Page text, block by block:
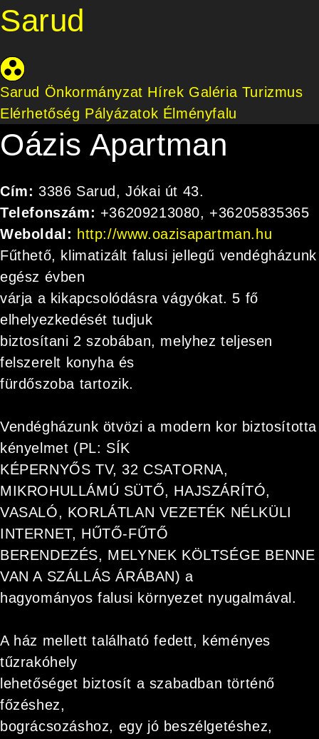
Sarud
Sarud Önkormányzat Hírek Galéria Turizmus
Elérhetőség Pályázatok Élményfalu
Oázis Apartman
Cím: 3386 Sarud, Jókai út 43.
Telefonszám: +36209213080, +36205835365
Weboldal: http://www.oazisapartman.hu
Fűthető, klimatizált falusi jellegű vendégházunk
egész évben
várja a kikapcsolódásra vágyókat. 5 fő
elhelyezkedését tudjuk
biztosítani 2 szobában, melyhez teljesen
felszerelt konyha és
fürdőszoba tartozik.
Vendégházunk ötvözi a modern kor biztosította
kényelmet (PL: SÍK
KÉPERNYŐS TV, 32 CSATORNA,
MIKROHULLÁMÚ SÜTŐ, HAJSZÁRÍTÓ,
VASALÓ, KORLÁTLAN VEZETÉK NÉLKÜLI
INTERNET, HŰTŐ-FŰTŐ
BERENDEZÉS, MELYNEK KÖLTSÉGE BENNE
VAN A SZÁLLÁS ÁRÁBAN) a
hagyományos falusi környezet nyugalmával.
A ház mellett található fedett, kéményes
tűzrakóhely
lehetőséget biztosít a szabadban történő
főzéshez,
bográcsozáshoz, egy jó beszélgetéshez,